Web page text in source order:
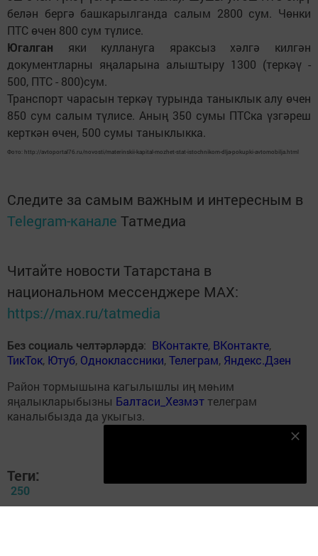
белән бергә башкарылганда салым 2800 сум. Чөнки
ПТС өчен 800 сум түлисе.
Югалган яки куллануга яраксыз хәлгә килгән
документларны яңаларына алыштыру 1300 (теркәү -
500, ПТС - 800)сум.
Транспорт чарасын теркәү турында таныклык алу өчен
850 сум салым түлисе. Аның 350 сумы ПТСка үзгәреш
керткән өчен, 500 сумы таныклыкка.
Фото: http://avtoportal76.ru/novosti/materinskii-kapital-mozhet-stat-istochnikom-dlja-pokupki-avtomobilja.html
Следите за самым важным и интересным в
Telegram-канале Татмедиа
Читайте новости Татарстана в
национальном мессенджере MАХ:
https://max.ru/tatmedia
Без социаль челтәрләрдә: ВКонтакте, ВКонтакте,
ТикТок, Ютуб, Одноклассники,Телеграм, Яндекс.Дзен
Район тормышына кагылышлы иң мөһим
яңалыкларыбызны Балтаси_Хезмэт телеграм
каналыбызда да укыгыз.
Теги:
250